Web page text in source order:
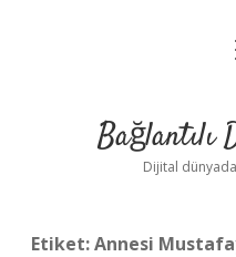
Bağlantılı
Dijital
Etiket:Annesi